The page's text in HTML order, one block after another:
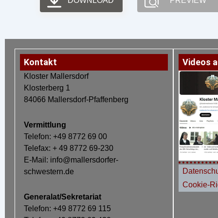
Kontakt
Kloster Mallersdorf
Klosterberg 1
84066 Mallersdorf-Pfaffenberg
Vermittlung
Telefon: +49 8772 69 00
Telefax: + 49 8772 69-230
E-Mail: info@mallersdorfer-
schwestern.de
Generalat/Sekretariat
Telefon: +49 8772 69 115
Videos
Cookie-